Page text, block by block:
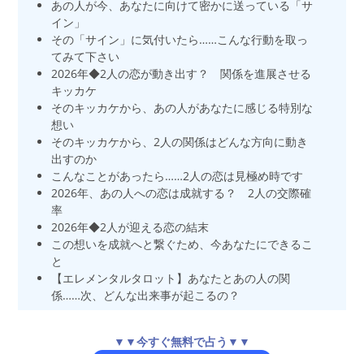
あの人が今、あなたに向けて密かに送っている「サ
イン」
その「サイン」に気付いたら……こんな行動を取っ
てみて下さい
2026年◆2人の恋が動き出す？ 関係を進展させる
キッカケ
そのキッカケから、あの人があなたに感じる特別な
想い
そのキッカケから、2人の関係はどんな方向に動き
出すのか
こんなことがあったら……2人の恋は見極め時です
2026年、あの人への恋は成就する？ 2人の交際確
率
2026年◆2人が迎える恋の結末
この想いを成就へと繋ぐため、今あなたにできるこ
と
【エレメンタルタロット】あなたとあの人の関
係……次、どんな出来事が起こるの？
▼▼今すぐ無料で占う▼▼